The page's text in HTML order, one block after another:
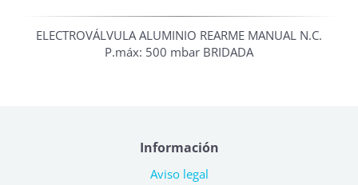
ELECTROVÁLVULA ALUMINIO REARME MANUAL N.C.
P.máx: 500 mbar BRIDADA
Información
Aviso legal